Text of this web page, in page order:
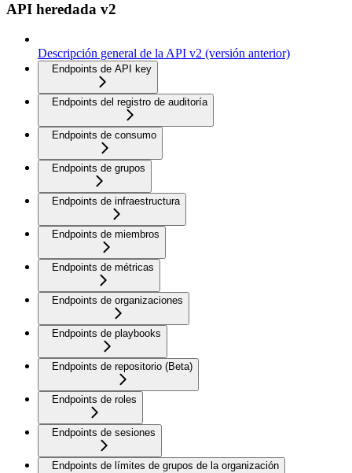
API heredada v2
Descripción general de la API v2 (versión anterior)
Endpoints de API key
Endpoints del registro de auditoría
Endpoints de consumo
Endpoints de grupos
Endpoints de infraestructura
Endpoints de miembros
Endpoints de métricas
Endpoints de organizaciones
Endpoints de playbooks
Endpoints de repositorio (Beta)
Endpoints de roles
Endpoints de sesiones
Endpoints de límites de grupos de la organización